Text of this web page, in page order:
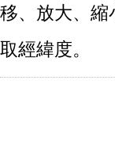
移、放大、縮
取經緯度。